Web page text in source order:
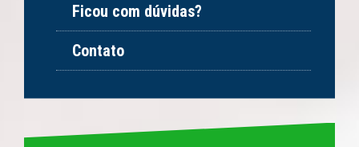
Ficou com dúvidas?
Contato